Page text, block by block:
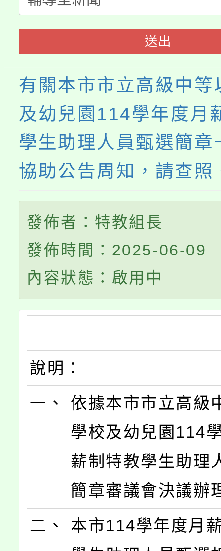
程
送出
有關本市市立高級中等
及幼兒園114學年度月
學生助理人員甄選簡章
協助公告周知，請查照
發佈者：特教組長
發佈時間：2025-06-09
內容狀態：啟用中
說明：
一、
依據本市市立高級
學校及幼兒園114
薪制特教學生助理
簡章審議會決議辦
二、
本市114學年度月